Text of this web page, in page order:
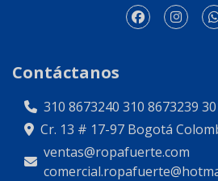
Contáctanos
310 8673240 310 8673239
Cr. 13 # 17-97 Bogotá
ventas@ropafuerte.com